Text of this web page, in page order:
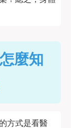
麼知
方式是看醫